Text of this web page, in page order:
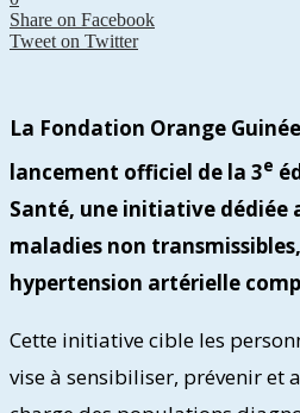
Share on Facebook
Tweet on Twitter
La Fondation Orange
lancement officiel de la 3e
Santé, une initiative dédiée
maladies non
hypertension artérielle
Cette initiative cible les
vise à sensibiliser, prévenir et